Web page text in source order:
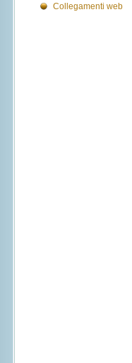
Collegamenti web